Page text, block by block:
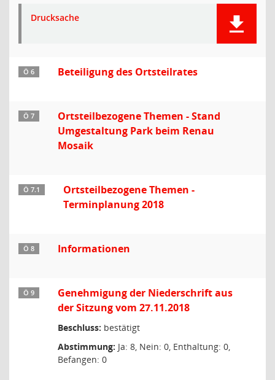
Drucksache
Ö 6 Beteiligung des Ortsteilrates
Ö 7
Ortsteilbezogene Themen - Stand
Umgestaltung Park beim Renau
Mosaik
Ö 7.1
Ortsteilbezogene Themen -
Terminplanung 2018
Ö 8 Informationen
Ö 9
Genehmigung der Niederschrift aus
der Sitzung vom 27.11.2018
Beschluss: bestätigt
Abstimmung: Ja: 8, Nein: 0, Enthaltung: 0,
Befangen: 0